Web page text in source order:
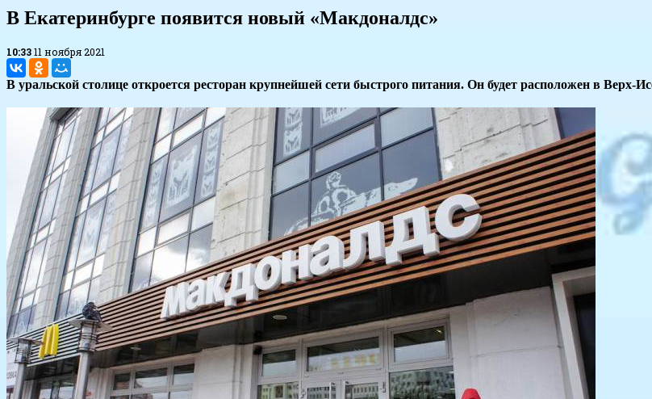
В Екатеринбурге появится новый «Макдоналдс»
10:3311 ноября 2021
В уральской столице откроется ресторан крупнейшей сети быстрого питания. Он будет расположен в Верх-